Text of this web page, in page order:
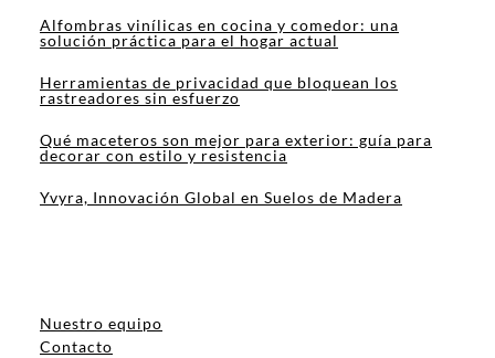
Alfombras vinílicas en cocina y comedor: una
solución práctica para el hogar actual
Herramientas de privacidad que bloquean los
rastreadores sin esfuerzo
Qué maceteros son mejor para exterior: guía para
decorar con estilo y resistencia
Yvyra, Innovación Global en Suelos de Madera
Nuestro equipo
Contacto